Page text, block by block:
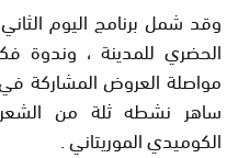
وقد شمل برنامج اليوم الثاني
الحضري للمدينة ، وندوة
مواصلة العروض المشاركة
ساهر نشطه ثلة من
الكوميدي الموريتاني .